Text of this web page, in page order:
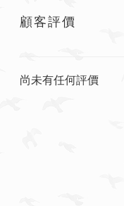
顧客評價
尚未有任何評價